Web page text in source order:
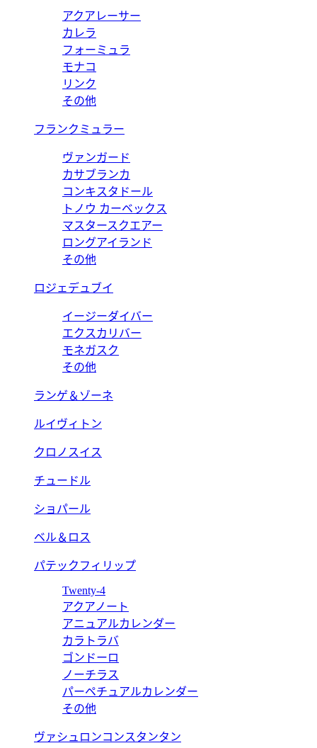
アクアレーサー
カレラ
フォーミュラ
モナコ
リンク
その他
フランクミュラー
ヴァンガード
カサブランカ
コンキスタドール
トノウ カーベックス
マスタースクエアー
ロングアイランド
その他
ロジェデュブイ
イージーダイバー
エクスカリバー
モネガスク
その他
ランゲ＆ゾーネ
ルイヴィトン
クロノスイス
チュードル
ショパール
ベル＆ロス
パテックフィリップ
Twenty-4
アクアノート
アニュアルカレンダー
カラトラバ
ゴンドーロ
ノーチラス
パーペチュアルカレンダー
その他
ヴァシュロンコンスタンタン